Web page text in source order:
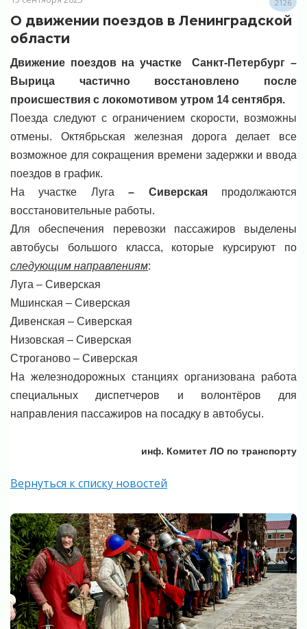
2126
О движении поездов в Ленинградской
области
Движение поездов на участке Санкт-Петербург –
Вырица частично восстановлено после
происшествия с локомотивом утром 14 сентября.
Поезда следуют с ограничением скорости, возможны
отмены. Октябрьская железная дорога делает все
возможное для сокращения времени задержки и ввода
поездов в график.
На участке Луга– Сиверскаяпродолжаются
восстановительные работы.
Для обеспечения перевозки пассажиров выделены
автобусы большого класса, которые курсируют по
следующим направлениям:
Луга – Сиверская
Мшинская – Сиверская
Дивенская – Сиверская
Низовская – Сиверская
Строганово – Сиверская
На железнодорожных станциях организована работа
специальных диспетчеров и волонтёров для
направления пассажиров на посадку в автобусы.
инф. Комитет ЛО по транспорту
Вернуться к списку новостей